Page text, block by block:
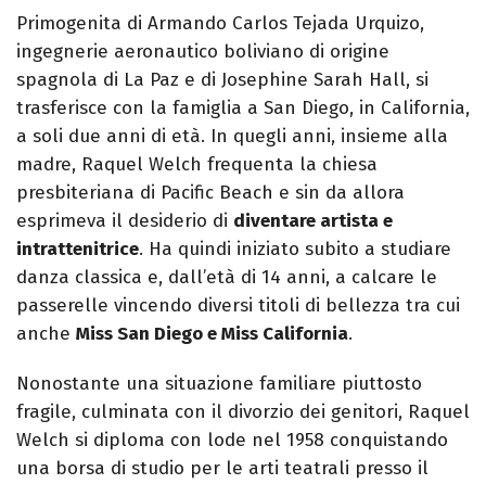
Primogenita di Armando Carlos Tejada Urquizo,
ingegnerie aeronautico boliviano di origine
spagnola di La Paz e di Josephine Sarah Hall, si
trasferisce con la famiglia a San Diego, in California,
a soli due anni di età. In quegli anni, insieme alla
madre, Raquel Welch frequenta la chiesa
presbiteriana di Pacific Beach e sin da allora
esprimeva il desiderio di diventare artista e
intrattenitrice. Ha quindi iniziato subito a studiare
danza classica e, dall’età di 14 anni, a calcare le
passerelle vincendo diversi titoli di bellezza tra cui
anche Miss San Diego e Miss California.
Nonostante una situazione familiare piuttosto
fragile, culminata con il divorzio dei genitori, Raquel
Welch si diploma con lode nel 1958 conquistando
una borsa di studio per le arti teatrali presso il